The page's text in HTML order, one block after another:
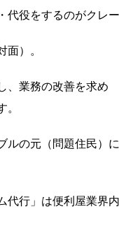
役をするのがクレー
面）。
、業務の改善を求め
。
ルの元（問題住民）
代行」は便利屋業界